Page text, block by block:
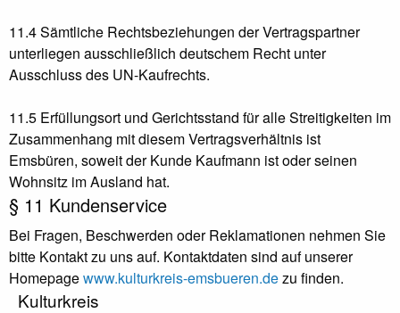
11.4 Sämtliche Rechtsbeziehungen der Vertragspartner
unterliegen ausschließlich deutschem Recht unter
Ausschluss des UN-Kaufrechts.
11.5 Erfüllungsort und Gerichtsstand für alle Streitigkeiten im
Zusammenhang mit diesem Vertragsverhältnis ist
Emsbüren, soweit der Kunde Kaufmann ist oder seinen
Wohnsitz im Ausland hat.
§ 11 Kundenservice
Bei Fragen, Beschwerden oder Reklamationen nehmen Sie
bitte Kontakt zu uns auf. Kontaktdaten sind auf unserer
Homepagewww.kulturkreis-emsbueren.dezu finden.
Kulturkreis